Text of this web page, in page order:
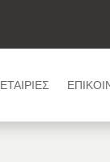
ΕΤΑΙΡΙΕΣ